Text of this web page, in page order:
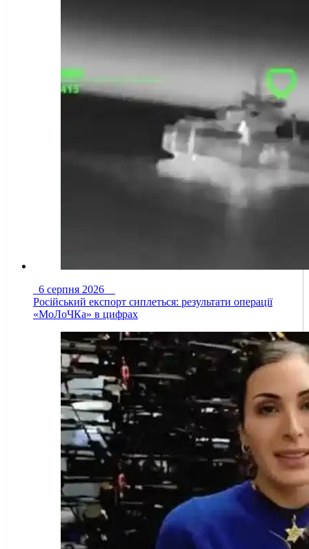
6 серпня 2026
Російський експорт сиплеться: результати операції
«МоЛоЧКа» в цифрах